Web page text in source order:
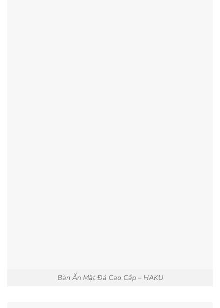
Bàn Ăn Mặt Đá Cao Cấp – HAKU